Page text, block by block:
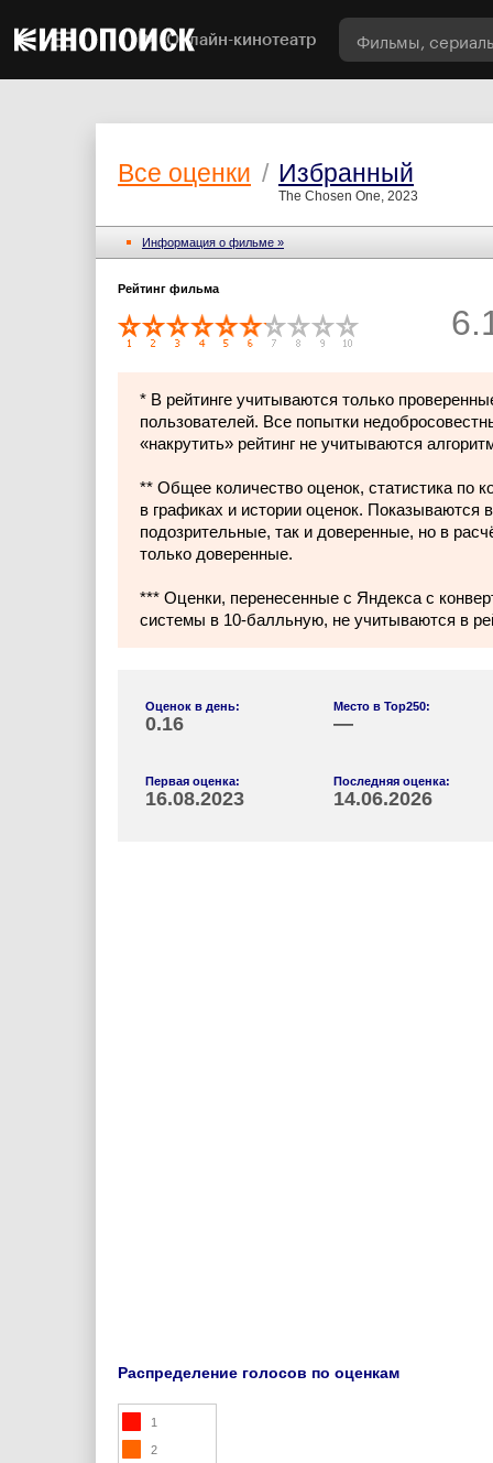
Онлайн-кинотеатр
Все оценки / Избранный
The Chosen One, 2023
Информация о фильме »
Рейтинг фильма
* В рейтинге учитываются только
пользователей. Все попытки
«накрутить» рейтинг не учитываются
** Общее количество оценок, статистика по
в графиках и истории оценок. Показываются
подозрительные, так и доверенные, но в
только доверенные.
*** Оценки, перенесенные с Яндекса с
системы в 10-балльную, не учитываются в
Оценок в день:
0.16
Место в Top250:
—
Первая оценка:
16.08.2023
Последняя оценка:
14.06.2026
Распределение голосов по оценкам
1
2